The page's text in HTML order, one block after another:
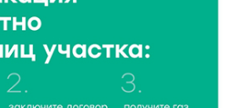
129
выставка художника
о героях СВО проходит в РГБ